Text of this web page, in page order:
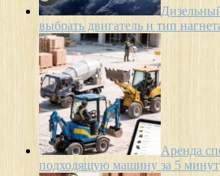
выбрать двигатель и тип
Аренда
подходящую машину за 5 минут